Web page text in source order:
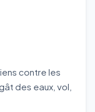
contre les
des eaux, vol,